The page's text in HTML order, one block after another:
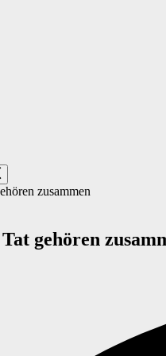
zusammen
gehören